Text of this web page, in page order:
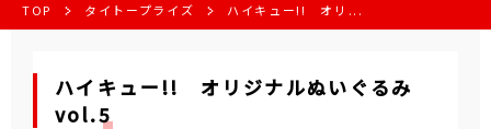
TOP タイトープライズ ハイキュー!! オリ...
ハイキュー!! オリジナルぬいぐるみ
vol.5